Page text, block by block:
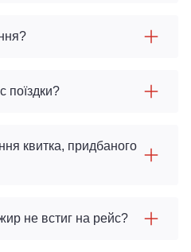
поїздки?
квитка, придбаного
не встиг на рейс?